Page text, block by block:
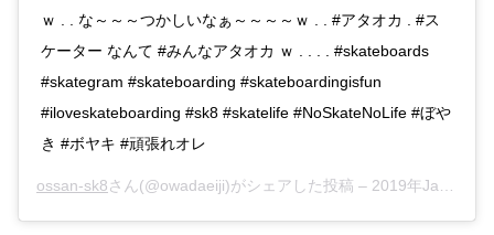
ｗ . . な～～～つかしいなぁ～～～～ｗ . . #アタオカ . #ス
ケーター なんて #みんなアタオカ ｗ . . . . #skateboards
#skategram #skateboarding #skateboardingisfun
#iloveskateboarding #sk8 #skatelife #NoSkateNoLife #ぼや
き #ボヤキ #頑張れオレ
ossan-sk8さん(@owadaeiji)がシェアした投稿 – 2019年Jan月25日am8時03分PST